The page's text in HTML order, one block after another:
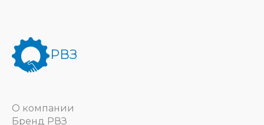
РВЗ
О компании
Бренд РВЗ